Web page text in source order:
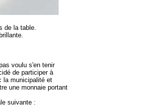
de la table.
voulu s'en tenir
de participer à
la municipalité et
une monnaie portant
suivante :